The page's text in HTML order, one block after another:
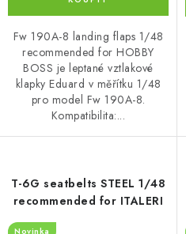
Fw 190A-8 landing flaps 1/48
recommended for HOBBY
BOSS je leptané vztlakové
klapky Eduard v měřítku 1/48
pro model Fw 190A-8.
Kompatibilita:...
T-6G seatbelts STEEL 1/48
recommended for ITALERI
Novinka